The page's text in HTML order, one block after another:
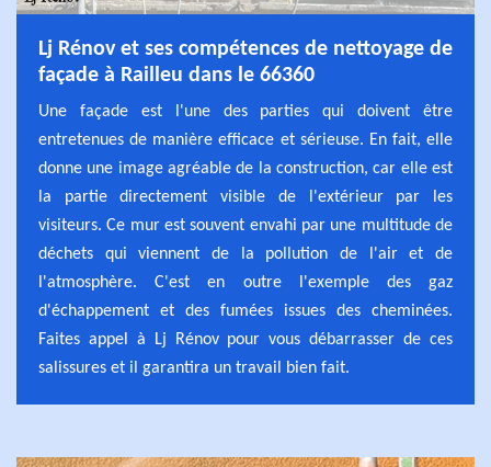
Lj Rénov et ses compétences de nettoyage de
façade à Railleu dans le 66360
Une façade est l'une des parties qui doivent être
entretenues de manière efficace et sérieuse. En fait, elle
donne une image agréable de la construction, car elle est
la partie directement visible de l'extérieur par les
visiteurs. Ce mur est souvent envahi par une multitude de
déchets qui viennent de la pollution de l'air et de
l'atmosphère. C'est en outre l'exemple des gaz
d'échappement et des fumées issues des cheminées.
Faites appel à Lj Rénov pour vous débarrasser de ces
salissures et il garantira un travail bien fait.